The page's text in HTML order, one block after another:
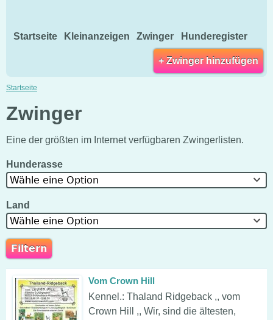
Startseite Kleinanzeigen Zwinger Hunderegister
+ Zwinger hinzufügen
Startseite
Zwinger
Eine der größten im Internet verfügbaren Zwingerlisten.
Hunderasse
Wähle eine Option
Land
Wähle eine Option
Vom Crown Hill
Kennel.: Thaland Ridgeback ,, vom
Crown Hill ,, Wir, sind die ältesten,